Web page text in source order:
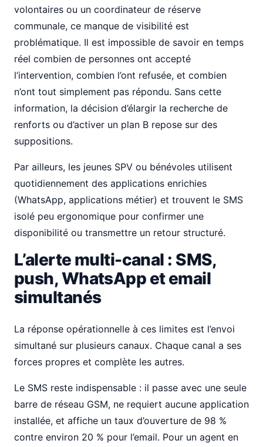
volontaires ou un coordinateur de réserve
communale, ce manque de visibilité est
problématique. Il est impossible de savoir en temps
réel combien de personnes ont accepté
l’intervention, combien l’ont refusée, et combien
n’ont tout simplement pas répondu. Sans cette
information, la décision d’élargir la recherche de
renforts ou d’activer un plan B repose sur des
suppositions.
Par ailleurs, les jeunes SPV ou bénévoles utilisent
quotidiennement des applications enrichies
(WhatsApp, applications métier) et trouvent le SMS
isolé peu ergonomique pour confirmer une
disponibilité ou transmettre un retour structuré.
L’alerte multi-canal : SMS,
push, WhatsApp et email
simultanés
La réponse opérationnelle à ces limites est l’envoi
simultané sur plusieurs canaux. Chaque canal a ses
forces propres et complète les autres.
Le SMS reste indispensable : il passe avec une seule
barre de réseau GSM, ne requiert aucune application
installée, et affiche un taux d’ouverture de 98 %
contre environ 20 % pour l’email. Pour un agent en